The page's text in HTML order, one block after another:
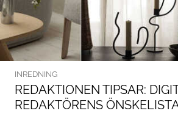
INREDNING
REDAKTIONEN TIPSAR:
REDAKTÖRENS